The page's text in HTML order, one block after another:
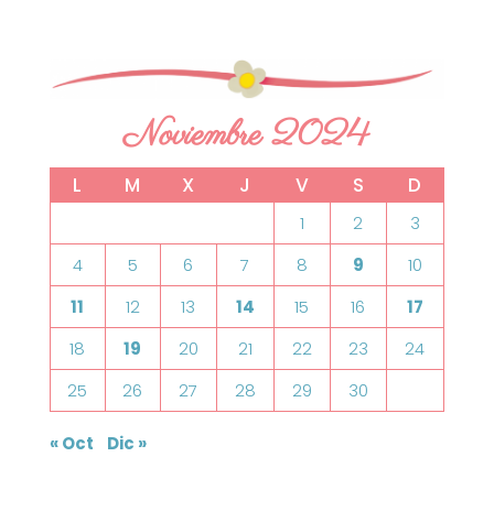
Noviembre 2024
L M X J V S D
1 2
3
4
5 6 7 8 9
10
11
12 13 14 15 16
17
18
19 20 21 22 23
24
25
26 27 28 29 30
« Oct Dic »